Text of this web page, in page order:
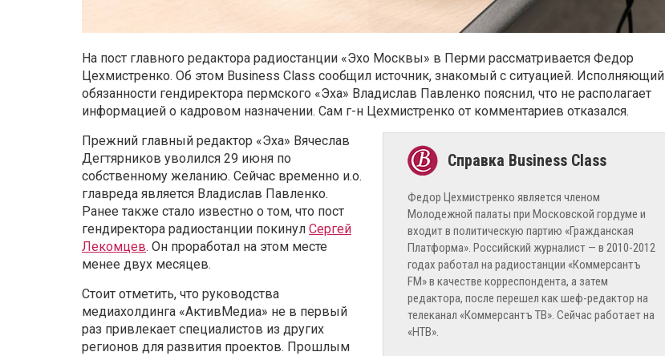
На пост главного редактора радиостанции «Эхо Москвы» в Перми рассматривается Федор
Цехмистренко. Об этом Business Class сообщил источник, знакомый с ситуацией. Исполняющий
обязанности гендиректора пермского «Эха» Владислав Павленко пояснил, что не располагает
информацией о кадровом назначении. Сам г-н Цехмистренко от комментариев отказался.
Федор Цехмистренко является членом
Молодежной палаты при Московской гордуме и
входит в политическую партию «Гражданская
Платформа». Российский журналист — в 2010-2012
годах работал на радиостанции «Коммерсантъ
FM» в качестве корреспондента, а затем
редактора, после перешел как шеф-редактор на
телеканал «Коммерсантъ ТВ». Сейчас работает на
«НТВ».
Прежний главный редактор «Эха» Вячеслав
Дегтярников уволился 29 июня по
собственному желанию. Сейчас временно и.о.
главреда является Владислав Павленко.
Ранее также стало известно о том, что пост
гендиректора радиостанции покинул Сергей
Лекомцев. Он проработал на этом месте
менее двух месяцев.
Стоит отметить, что руководства
медиахолдинга «АктивМедиа» не в первый
раз привлекает специалистов из других
регионов для развития проектов. Прошлым